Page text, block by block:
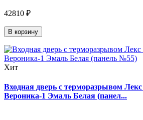
42810 ₽
В корзину
Хит
Входная дверь с терморазрывом
Вероника-1 Эмаль Белая (панел...